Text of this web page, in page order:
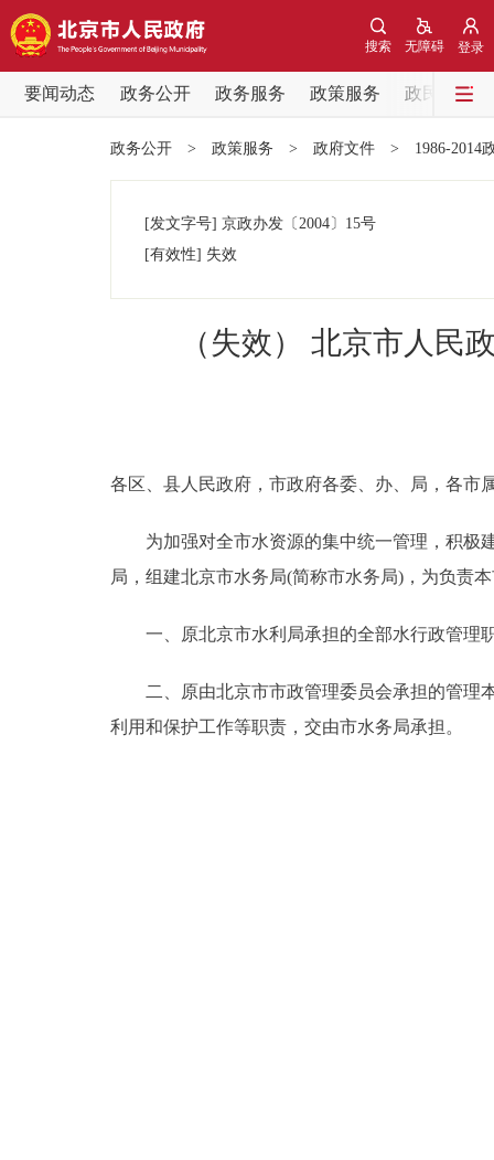
登录
无障碍
搜索
要闻动态 政务公开 政务服务 政策服务
政民互动
党中央精神
政策兑现
决策公开
便民服务
政务公开 > 政策服务 > 政府文件 > 1986-2014
[发文字号] 京政办发 〔2004〕 15号
[有效性] 失效
（失效） 北京市人民
各区、县人民政府，市政府各委、办、局，各市
为加强对全市水资源的集中统一管理，积极建
局，组建北京市水务局(简称市水务局)，为负责
一、原北京市水利局承担的全部水行政管理
二、原由北京市市政管理委员会承担的管理本
利用和保护工作等职责，交由市水务局承担。